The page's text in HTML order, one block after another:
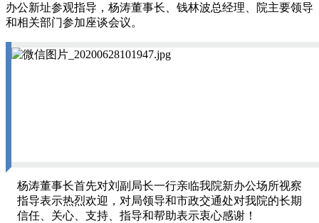
办公新址参观指导，杨涛董事长、钱林波总经理、院主要领导
和相关部门参加座谈会议。
杨涛董事长首先对刘副局长一行亲临我院新办公场所视察
指导表示热烈欢迎，对局领导和市政交通处对我院的长期
信任、关心、支持、指导和帮助表示衷心感谢！